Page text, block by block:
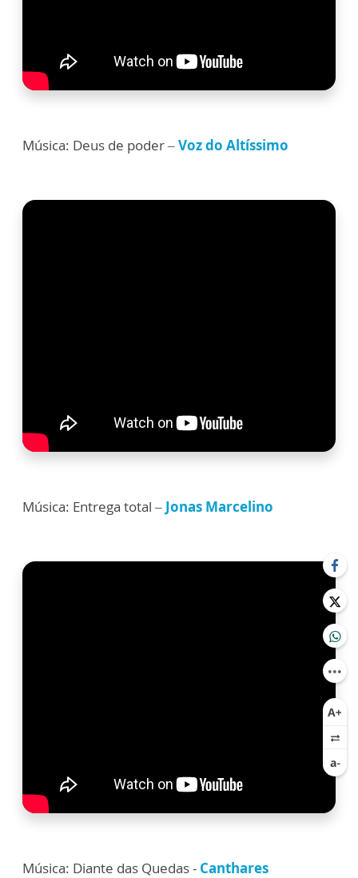
Música: Deus de poder –Voz do Altíssimo
Música: Entrega total – Jonas Marcelino
Música: Diante das Quedas - Canthares